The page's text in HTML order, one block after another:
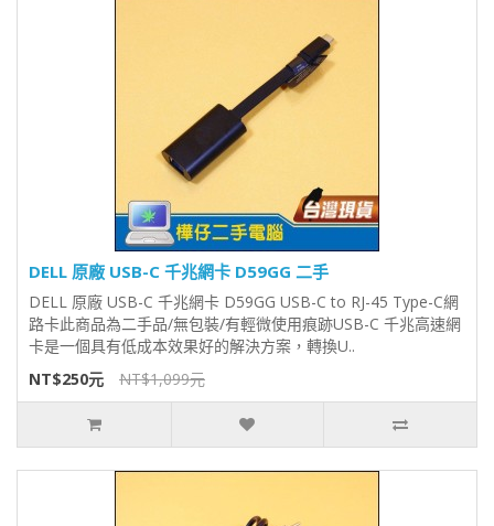
DELL 原廠 USB-C 千兆網卡 D59GG 二手
DELL 原廠 USB-C 千兆網卡 D59GG USB-C to RJ-45 Type-C網
路卡此商品為二手品/無包裝/有輕微使用痕跡USB-C 千兆高速網
卡是一個具有低成本效果好的解決方案，轉換U..
NT$250元
NT$1,099元